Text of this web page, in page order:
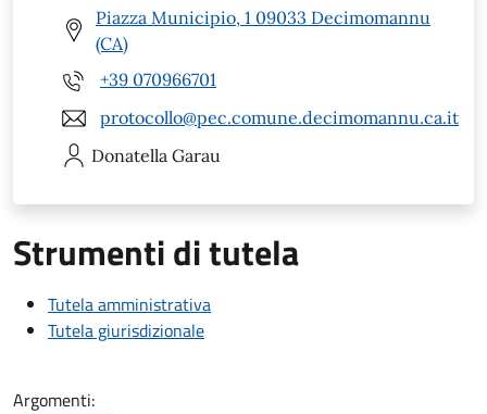
Piazza Municipio, 1 09033 Decimomannu
(CA)
+39 070966701
protocollo@pec.comune.decimomannu.ca.it
Donatella Garau
Strumenti di tutela
Tutela amministrativa
Tutela giurisdizionale
Argomenti: